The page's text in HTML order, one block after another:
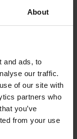
About
and ads, to
our traffic.
of our site with
partners who
you’ve
from your use